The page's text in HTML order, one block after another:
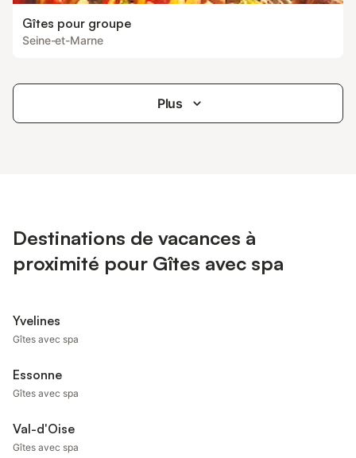
Gîtes pour groupe
Seine-et-Marne
Plus
Destinations de vacances à
proximité pour Gîtes avec spa
Yvelines
Gîtes avec spa
Essonne
Gîtes avec spa
Val-d'Oise
Gîtes avec spa